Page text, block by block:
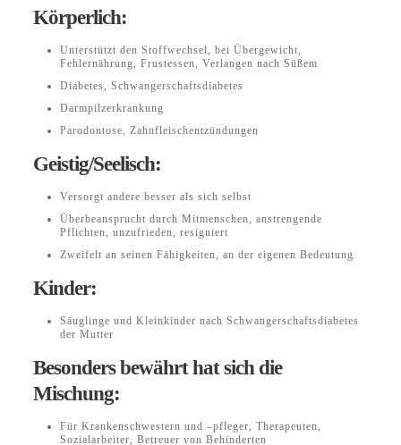
Körperlich:
Unterstützt den Stoffwechsel, bei Übergewicht,
Fehlernährung, Frustessen, Verlangen nach Süßem
Diabetes, Schwangerschaftsdiabetes
Darmpilzerkrankung
Parodontose, Zahnfleischentzündungen
Geistig/Seelisch:
Versorgt andere besser als sich selbst
Überbeansprucht durch Mitmenschen, anstrengende
Pflichten, unzufrieden, resigniert
Zweifelt an seinen Fähigkeiten, an der eigenen Bedeutung
Kinder:
Säuglinge und Kleinkinder nach Schwangerschaftsdiabetes
der Mutter
Besonders bewährt hat sich die
Mischung:
Für Krankenschwestern und –pfleger, Therapeuten,
Sozialarbeiter, Betreuer von Behinderten